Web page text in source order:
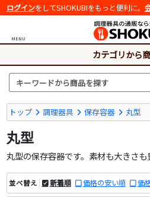
ログインをしてSHOKUBIをもっと便利に。
MENU
カテゴリから
トップ 調理器具 保存容器 丸型
丸型
丸型の保存容器です。素材も大きさも
並べ替え 新着順 価格の安い順 価